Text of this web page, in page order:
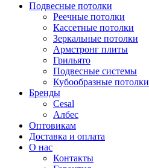
Подвесные потолки
Реечные потолки
Кассетные потолки
Зеркальные потолки
Армстронг плиты
Грильято
Подвесные системы
Кубообразные потолки
Бренды
Cesal
Албес
Оптовикам
Доставка и оплата
О нас
Контакты